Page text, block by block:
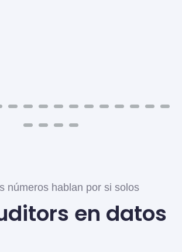
números hablan por si solos
en datos